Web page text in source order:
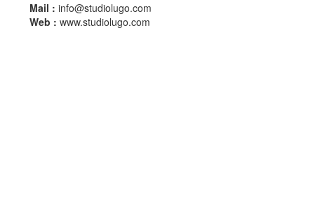
Mail : info@studiolugo.com
Web : www.studiolugo.com